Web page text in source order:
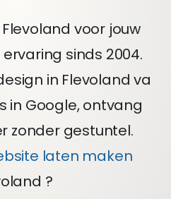
voor jouw
sinds 2004.
in Flevoland va
in Google, ontvang
zonder gestuntel.
laten maken
?